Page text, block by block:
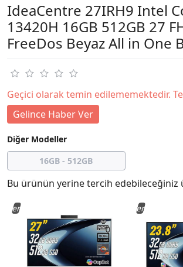
IdeaCentre 27IRH9 Intel
13420H 16GB 512GB 27
FreeDos Beyaz All in One
Geçici olarak temin edilememektedir.
Gelince Haber Ver
Diğer Modeller
16GB - 512GB
Bu ürünün yerine tercih edebileceğiniz
Yeni Yeni